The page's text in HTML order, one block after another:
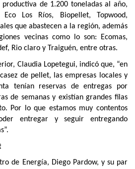
productiva de 1.200 toneladas al año,
Los Ríos, Biopellet, Topwood,
que abastecen a la región, además
vecinas como lo son: Ecomas,
Rio claro y Traiguén, entre otras.
Claudia Lopetegui, indicó que, “en
de pellet, las empresas locales y
tenían reservas de entregas por
de semanas y existían grandes filas
Por lo que estamos muy contentos
entregar y seguir entregando
de Energía, Diego Pardow, y su par